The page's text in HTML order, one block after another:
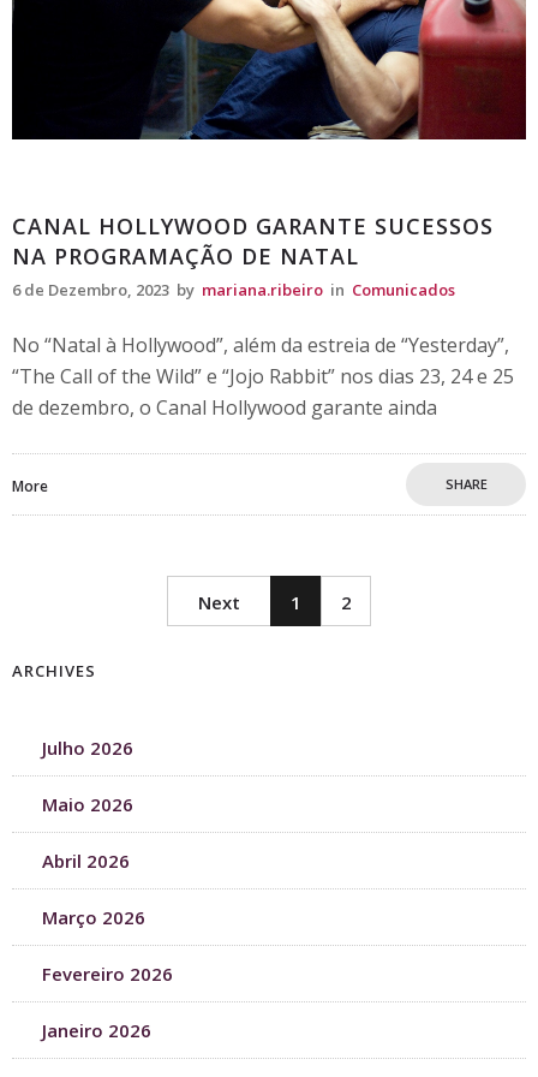
CANAL HOLLYWOOD GARANTE SUCESSOS
NA PROGRAMAÇÃO DE NATAL
6 de Dezembro, 2023 by mariana.ribeiro in Comunicados
No “Natal à Hollywood”, além da estreia de “Yesterday”,
“The Call of the Wild” e “Jojo Rabbit” nos dias 23, 24 e 25
de dezembro, o Canal Hollywood garante ainda
More SHARE
Next 1 2
ARCHIVES
Julho 2026
Maio 2026
Abril 2026
Março 2026
Fevereiro 2026
Janeiro 2026